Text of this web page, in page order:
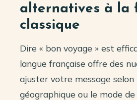
alternatives à la
classique
Dire « bon voyage » est
langue française offre des
ajuster votre message
géographique ou le mode